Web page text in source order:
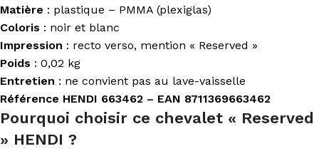
Matière : plastique – PMMA (plexiglas)
Coloris : noir et blanc
Impression : recto verso, mention « Reserved »
Poids : 0,02 kg
Entretien : ne convient pas au lave-vaisselle
Référence HENDI 663462 – EAN 8711369663462
Pourquoi choisir ce chevalet « Reserved
» HENDI ?